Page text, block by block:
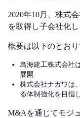
2020年10月、株式
を取得し子会社化し
概要は以下のとおり
鳥海建工株式会社
展開
株式会社ナガワは
る体制強化を目指
M&Aを通じてモジ